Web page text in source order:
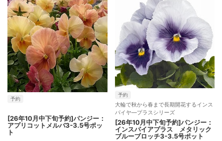
予約
[26年10月中下旬予約]パンジー：
アプリコットメルバ3-3.5号ポッ
ト
予約
大輪で秋から春まで長期開花するインス
パイヤ―プラスシリーズ
[26年10月中下旬予約]パンジー：
インスパイアプラス メタリック
ブルーブロッチ3-3.5号ポット